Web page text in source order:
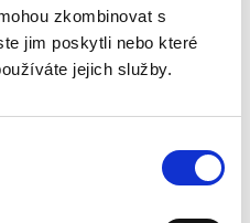
zkombinovat s
jim poskytli nebo které
jejich služby.